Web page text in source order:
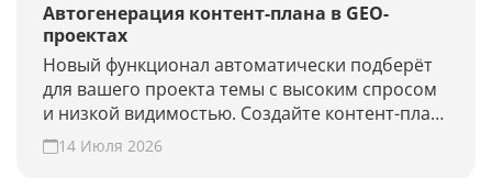
Автогенерация контент-плана в GEO-
проектах
Новый функционал автоматически подберёт
для вашего проекта темы с высоким спросом
и низкой видимостью. Создайте контент-план
за несколько минут и повысьте присутствие
вашего бренда и сайта в ответах нейросетей.
14 Июля 2026